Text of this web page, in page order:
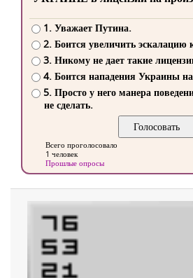
1. Уважает Путина.
2. Боится увеличить эскалацию
3. Никому не дает такие
4. Боится нападения Украины
5. Просто у него манера
не сделать.
Всего проголосовало
1 человек
Прошлые опросы